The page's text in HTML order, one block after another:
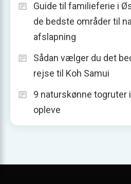
Guide til familieferie i
de bedste områder til
afslapning
Sådan vælger du det
rejse til Koh Samui
9 naturskønne togruter
opleve